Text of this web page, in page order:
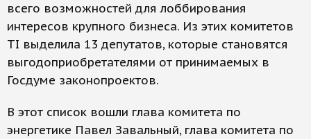
всего возможностей для лоббирования
интересов крупного бизнеса. Из этих комитетов
TI выделила 13 депутатов, которые становятся
выгодоприобретателями от принимаемых в
Госдуме законопроектов.
В этот список вошли глава комитета по
энергетике Павел Завальный, глава комитета по